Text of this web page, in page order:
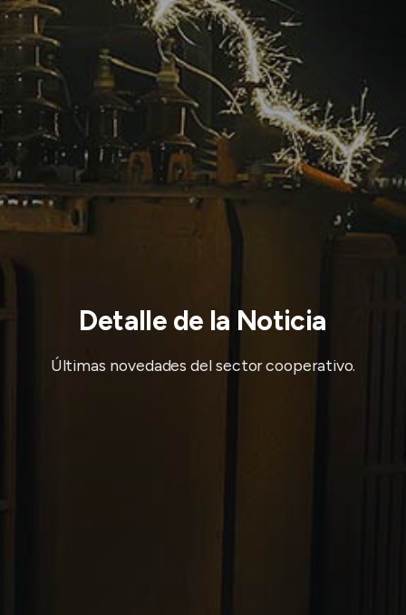
Detalle de la Noticia
Últimas novedades del sector cooperativo.